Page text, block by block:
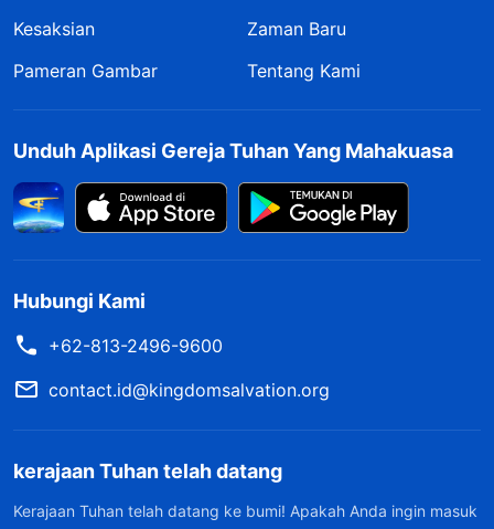
Kesaksian
Zaman Baru
Pameran Gambar
Tentang Kami
Unduh Aplikasi Gereja Tuhan Yang Mahakuasa
Hubungi Kami
+62-813-2496-9600
contact.id@kingdomsalvation.org
kerajaan Tuhan telah datang
Kerajaan Tuhan telah datang ke bumi! Apakah Anda ingin masuk